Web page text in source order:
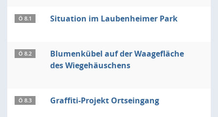
Ö 8.1 Situation im Laubenheimer Park
Ö 8.2
Blumenkübel auf der Waagefläche
des Wiegehäuschens
Ö 8.3 Graffiti-Projekt Ortseingang